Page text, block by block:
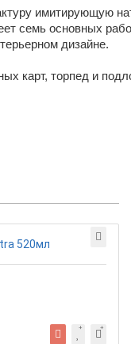
имитирующую
семь основных
дизайне.
карт, торпед и